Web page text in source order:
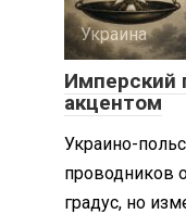
Украина
Имперский
акцентом
Украино-
проводников
градус, но